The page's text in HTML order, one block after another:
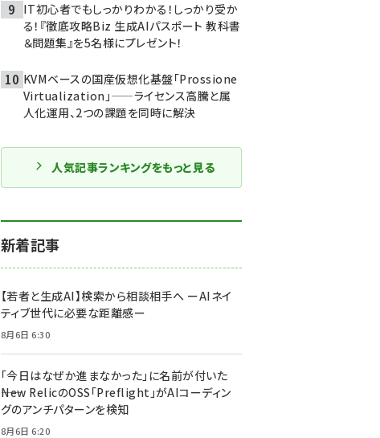
IT初心者でもしっかりわかる！しっかり受か
る！『徹底攻略Biz 生成AIパスポート 教科書
＆問題集』を5名様にプレゼント！
KVMベースの国産仮想化基盤「Prossione
Virtualization」——ライセンス高騰と属
人化運用、2つの課題を同時に解決
人気記事ランキングをもっと見る
新着記事
【若者と生成AI】検索から相談相手へ ーAIネイ
ティブ世代に必要な距離感ー
8月6日 6:30
「今日はなぜか進まなかった」に名前が付いた
――New RelicのOSS「Preflight」がAIコーディン
グのアンチパターンを検知
8月6日 6:20